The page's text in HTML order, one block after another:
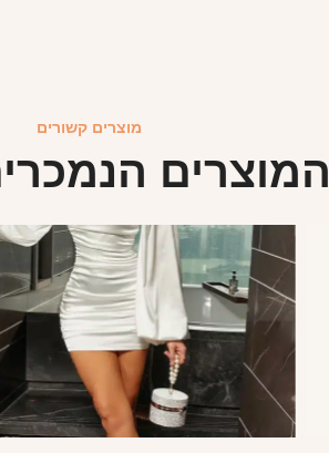
מוצרים קשורים
המוצרים